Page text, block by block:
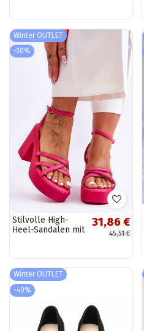
Winter OUTLET
-30%
Stilvolle High-
Heel-Sandalen mit
31,86 €
45,51 €
Winter OUTLET
-40%